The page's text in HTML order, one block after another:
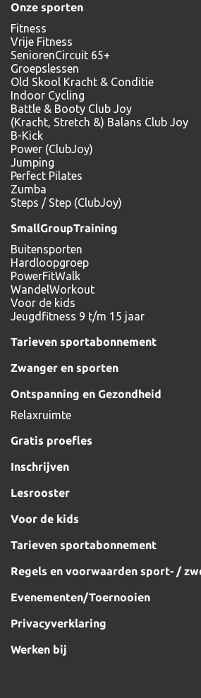
Onze sporten
Fitness
Vrije Fitness
SeniorenCircuit 65+
Groepslessen
Old Skool Kracht & Conditie
Indoor Cycling
Battle & Booty Club Joy
(Kracht, Stretch &) Balans Club Joy
B-Kick
Power (ClubJoy)
Jumping
Perfect Pilates
Zumba
Steps / Step (ClubJoy)
SmallGroupTraining
Buitensporten
Hardloopgroep
PowerFitWalk
WandelWorkout
Voor de kids
Jeugdfitness 9 t/m 15 jaar
Tarieven sportabonnement
Zwanger en sporten
Ontspanning en Gezondheid
Relaxruimte
Gratis proefles
Inschrijven
Lesrooster
Voor de kids
Tarieven sportabonnement
Regels en voorwaarden sport- /
Evenementen/Toernooien
Privacyverklaring
Werken bij